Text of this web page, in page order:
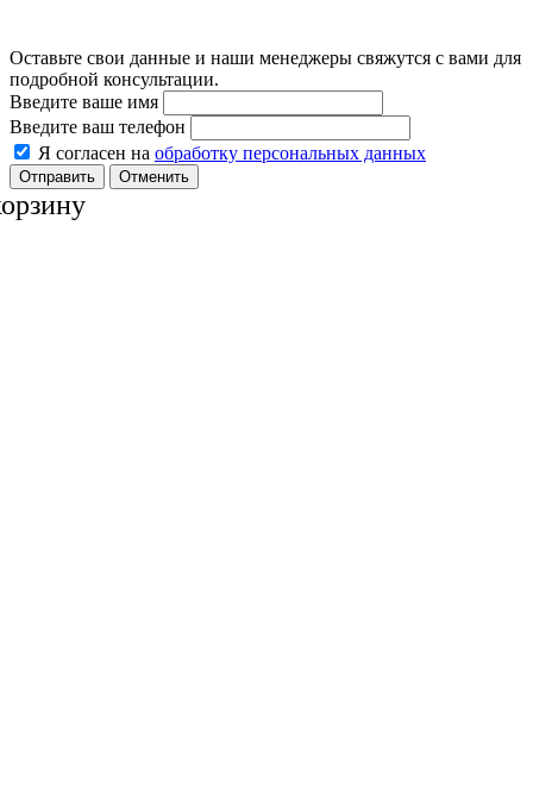
Оставьте свои данные и наши менеджеры свяжутся с вами для
подробной консультации.
Введите ваше имя
Введите ваш телефон
Я согласен на обработку персональных данных
Отменить